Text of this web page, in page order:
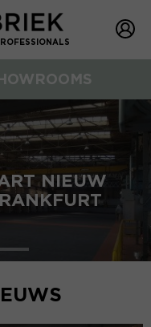
NIEUW